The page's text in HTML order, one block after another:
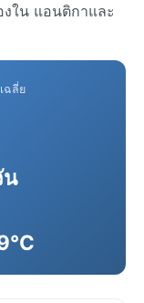
ใน แอนติกาและ
ฉลี่ย
น